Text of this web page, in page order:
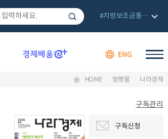
ENG
#지방보조금통합관리망
HOME 발행물 나라경제
구독관리
구독신청